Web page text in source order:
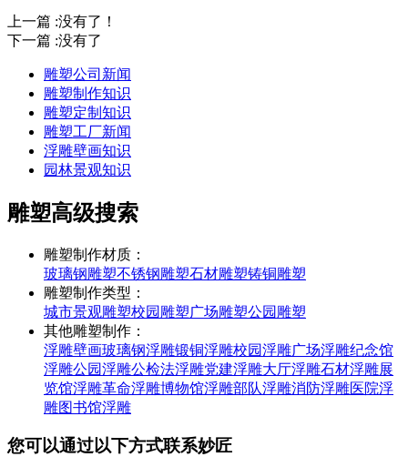
上一篇 :没有了！
下一篇 :没有了
雕塑公司新闻
雕塑制作知识
雕塑定制知识
雕塑工厂新闻
浮雕壁画知识
园林景观知识
雕塑高级搜索
雕塑制作材质：
玻璃钢雕塑不锈钢雕塑石材雕塑铸铜雕塑
雕塑制作类型：
城市景观雕塑校园雕塑广场雕塑公园雕塑
其他雕塑制作：
浮雕壁画玻璃钢浮雕锻铜浮雕校园浮雕广场浮雕纪念馆
浮雕公园浮雕公检法浮雕党建浮雕大厅浮雕石材浮雕展
览馆浮雕革命浮雕博物馆浮雕部队浮雕消防浮雕医院浮
雕图书馆浮雕
您可以通过以下方式联系妙匠